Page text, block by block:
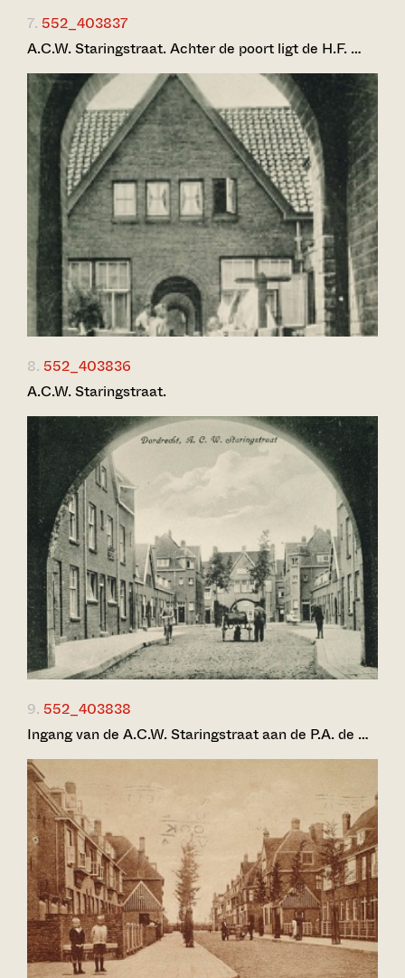
7. 552_403837
A.C.W. Staringstraat. Achter de poort ligt de H.F. …
8. 552_403836
A.C.W. Staringstraat.
9. 552_403838
Ingang van de A.C.W. Staringstraat aan de P.A. de …